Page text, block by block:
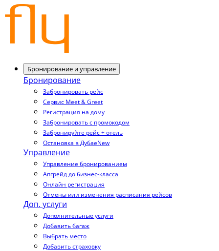
Бронирование и управление
Бронирование
Забронировать рейс
Сервис Meet & Greet
Регистрация на дому
Забронировать с промокодом
Забронируйте рейс + отель
Остановка в ДубаеNew
Управление
Управление бронированием
Апгрейд до бизнес-класса
Онлайн регистрация
Отмены или изменения расписания рейсов
Доп. услуги
Дополнительные услуги
Добавить багаж
Выбрать место
Добавить страховку